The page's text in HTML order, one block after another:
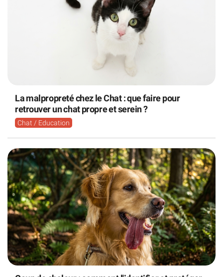
La malpropreté chez le Chat : que faire pour
retrouver un chat propre et serein ?
Chat / Education